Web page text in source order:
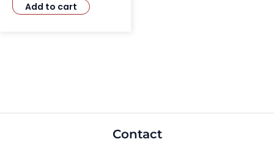
Add to cart
Contact